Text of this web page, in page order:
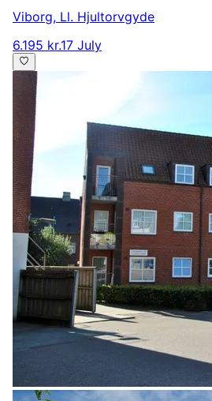
Viborg, Ll. Hjultorvgyde
6.195 kr.17 July